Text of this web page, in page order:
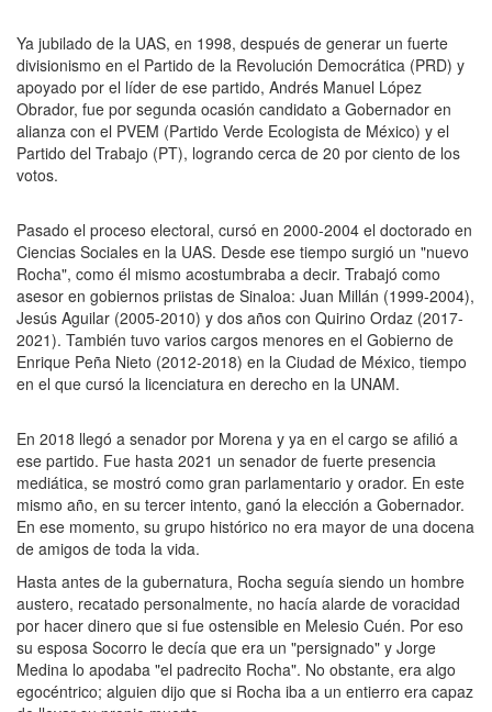
Ya jubilado de la UAS, en 1998, después de generar un fuerte
divisionismo en el Partido de la Revolución Democrática (PRD) y
apoyado por el líder de ese partido, Andrés Manuel López
Obrador, fue por segunda ocasión candidato a Gobernador en
alianza con el PVEM (Partido Verde Ecologista de México) y el
Partido del Trabajo (PT), logrando cerca de 20 por ciento de los
votos.
Pasado el proceso electoral, cursó en 2000-2004 el doctorado en
Ciencias Sociales en la UAS. Desde ese tiempo surgió un "nuevo
Rocha", como él mismo acostumbraba a decir. Trabajó como
asesor en gobiernos priistas de Sinaloa: Juan Millán (1999-2004),
Jesús Aguilar (2005-2010) y dos años con Quirino Ordaz (2017-
2021). También tuvo varios cargos menores en el Gobierno de
Enrique Peña Nieto (2012-2018) en la Ciudad de México, tiempo
en el que cursó la licenciatura en derecho en la UNAM.
En 2018 llegó a senador por Morena y ya en el cargo se afilió a
ese partido. Fue hasta 2021 un senador de fuerte presencia
mediática, se mostró como gran parlamentario y orador. En este
mismo año, en su tercer intento, ganó la elección a Gobernador.
En ese momento, su grupo histórico no era mayor de una docena
de amigos de toda la vida.
Hasta antes de la gubernatura, Rocha seguía siendo un hombre
austero, recatado personalmente, no hacía alarde de voracidad
por hacer dinero que si fue ostensible en Melesio Cuén. Por eso
su esposa Socorro le decía que era un "persignado" y Jorge
Medina lo apodaba "el padrecito Rocha". No obstante, era algo
egocéntrico; alguien dijo que si Rocha iba a un entierro era capaz